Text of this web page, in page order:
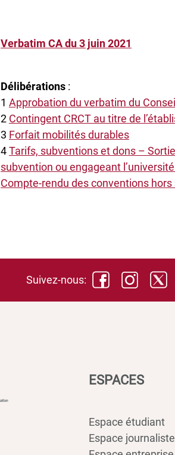
Verbatim CA du 3 juin 2021
Délibérations:
1 Approbation du verbatim du
2 Contingent CRCT au titre de
3 Forfait mobilités durables
4Tarifs, subventions et dons –
subvention ou engageant
Compte-rendu des conventions
Suivez-nous:
ESPACES
Espace étudiant
Espace journaliste